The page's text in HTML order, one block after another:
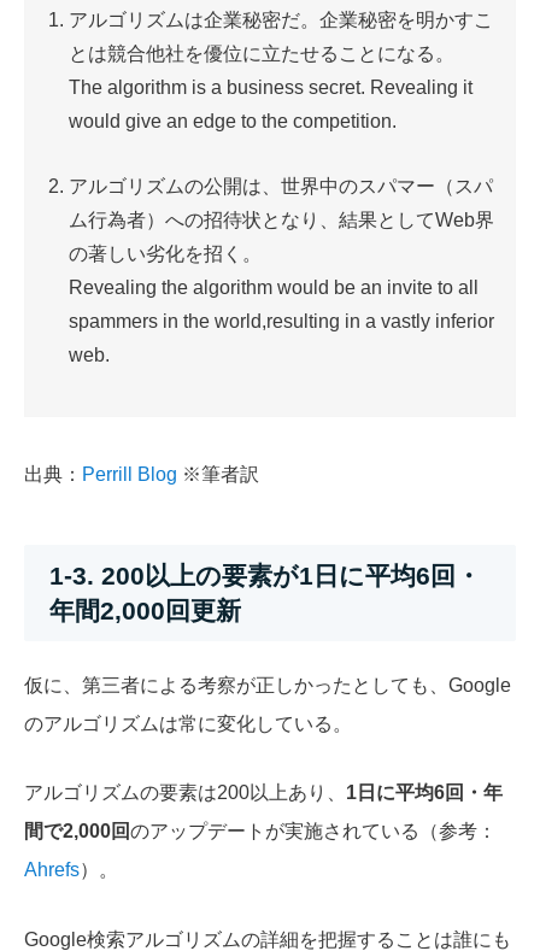
アルゴリズムは企業秘密だ。企業秘密を明かすこ
とは競合他社を優位に立たせることになる。
The algorithm is a business secret. Revealing it
would give an edge to the competition.
アルゴリズムの公開は、世界中のスパマー（スパ
ム行為者）への招待状となり、結果としてWeb界
の著しい劣化を招く。
Revealing the algorithm would be an invite to all
spammers in the world,resulting in a vastly inferior
web.
出典： Perrill Blog ※筆者訳
1-3. 200以上の要素が1日に平均6回・
年間2,000回更新
仮に、第三者による考察が正しかったとしても、Google
のアルゴリズムは常に変化している。
アルゴリズムの要素は200以上あり、 1日に平均6回・年
間で2,000回のアップデートが実施されている（参考：
Ahrefs）。
Google検索アルゴリズムの詳細を把握することは誰にも